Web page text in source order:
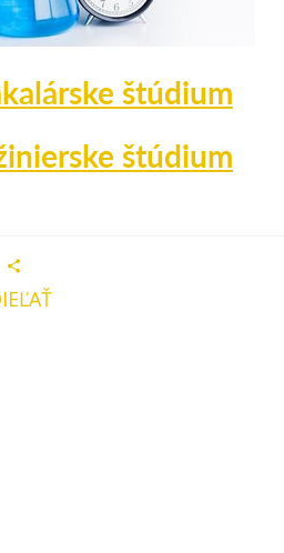
štúdium
štúdium